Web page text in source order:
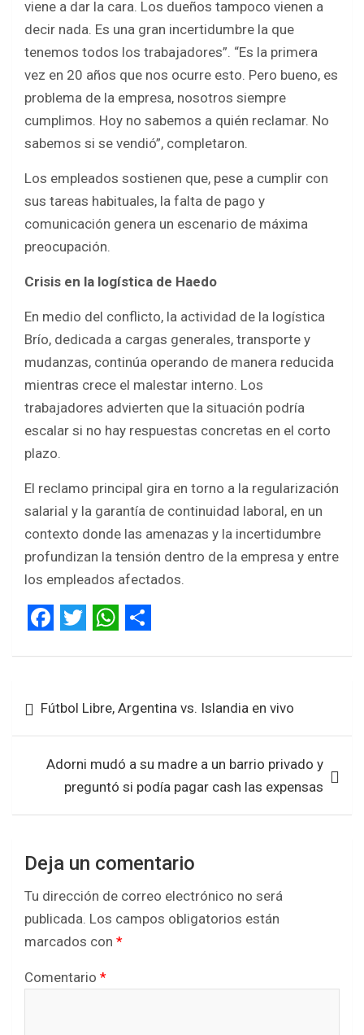
viene a dar la cara. Los dueños tampoco vienen a
decir nada. Es una gran incertidumbre la que
tenemos todos los trabajadores”. “Es la primera
vez en 20 años que nos ocurre esto. Pero bueno, es
problema de la empresa, nosotros siempre
cumplimos. Hoy no sabemos a quién reclamar. No
sabemos si se vendió”, completaron.
Los empleados sostienen que, pese a cumplir con
sus tareas habituales, la falta de pago y
comunicación genera un escenario de máxima
preocupación.
Crisis en la logística de Haedo
En medio del conflicto, la actividad de la logística
Brío, dedicada a cargas generales, transporte y
mudanzas, continúa operando de manera reducida
mientras crece el malestar interno. Los
trabajadores advierten que la situación podría
escalar si no hay respuestas concretas en el corto
plazo.
El reclamo principal gira en torno a la regularización
salarial y la garantía de continuidad laboral, en un
contexto donde las amenazas y la incertidumbre
profundizan la tensión dentro de la empresa y entre
los empleados afectados.
c
e
k
i
t
e
r
a
t
A
p
p
r
de
entradas
Fútbol Libre, Argentina vs. Islandia en vivo
Adorni mudó a su madre a un barrio privado y
preguntó si podía pagar cash las expensas
Deja un comentario
Tu dirección de correo electrónico no será
publicada. Los campos obligatorios están
marcados con *
Comentario *